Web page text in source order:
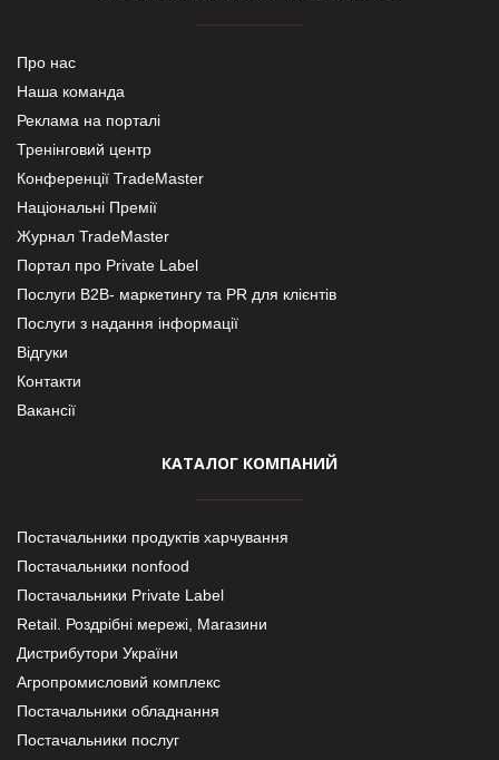
Про нас
Наша команда
Реклама на порталі
Тренінговий центр
Конференції TradeMaster
Національні Премії
Журнал TradeMaster
Портал про Private Label
Послуги В2В- маркетингу та PR для клієнтів
Послуги з надання інформації
Відгуки
Контакти
Вакансії
КАТАЛОГ КОМПАНИЙ
Постачальники продуктів харчування
Постачальники nonfood
Постачальники Private Label
Retail. Роздрібні мережі, Магазини
Дистрибутори України
Агропромисловий комплекс
Постачальники обладнання
Постачальники послуг